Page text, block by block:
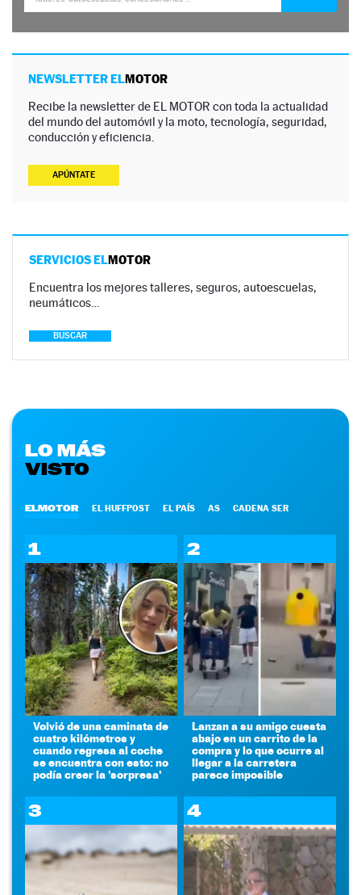
NEWSLETTER ELMOTOR
Recibe la newsletter de EL MOTOR con toda la actualidad
del mundo del automóvil y la moto, tecnología, seguridad,
conducción y eficiencia.
APÚNTATE
SERVICIOS ELMOTOR
Encuentra los mejores talleres, seguros, autoescuelas,
neumáticos…
BUSCAR
LO MÁS
VISTO
ELMOTOR EL HUFFPOST EL PAÍS AS CADENA SER
1
Volvió de una caminata de
cuatro kilómetros y
cuando regresa al coche
se encuentra con esto: no
podía creer la 'sorpresa'
2
Lanzan a su amigo cuesta
abajo en un carrito de la
compra y lo que ocurre al
llegar a la carretera
parece imposible
3 4